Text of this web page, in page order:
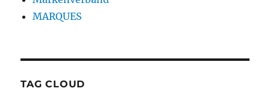
MARQUES
TAG CLOUD